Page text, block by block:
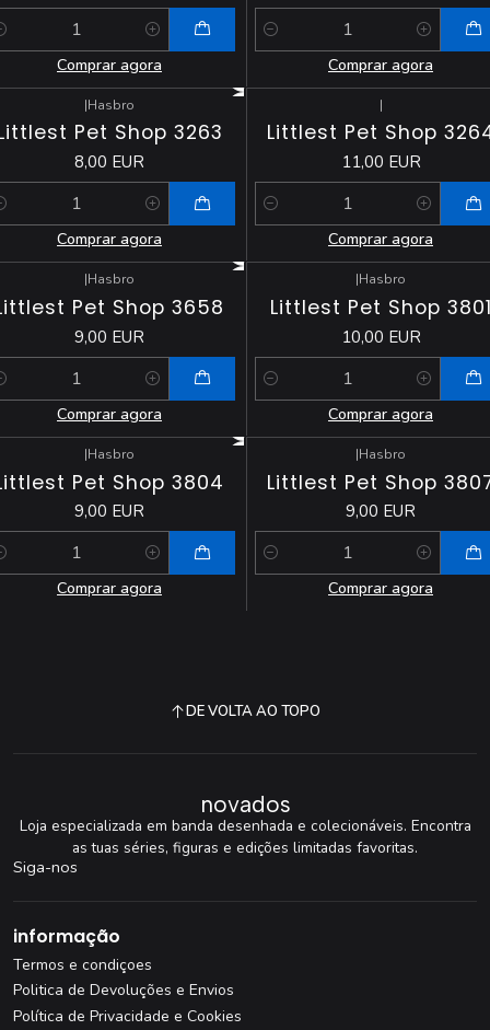
Comprar agora
Quantidade
Comprar agora
|Hasbro
Pet Shop 3263
8,00 EUR
Comprar agora
|
Littlest Pet Shop
11,00 EUR
Quantidade
Comprar agora
|Hasbro
Pet Shop 3658
9,00 EUR
Comprar agora
|Hasbro
Littlest Pet Shop
10,00 EUR
Quantidade
Comprar agora
|Hasbro
Pet Shop 3804
9,00 EUR
Comprar agora
|Hasbro
Littlest Pet Shop
9,00 EUR
Quantidade
Comprar agora
DE VOLTA AO TOPO
novados
Loja especializada em banda desenhada e colecionáveis. Encontra
as tuas séries, figuras e edições limitadas favoritas.
Siga-nos
informação
Termos e condiçoes
Politica de Devoluções e Envios
Política de Privacidade e Cookies